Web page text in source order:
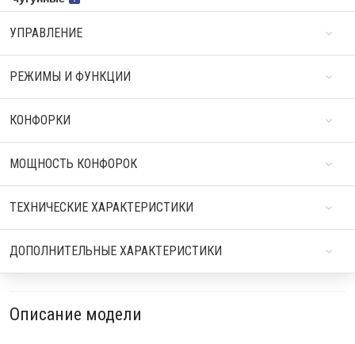
УПРАВЛЕНИЕ
РЕЖИМЫ И ФУНКЦИИ
КОНФОРКИ
МОЩНОСТЬ КОНФОРОК
ТЕХНИЧЕСКИЕ ХАРАКТЕРИСТИКИ
ДОПОЛНИТЕЛЬНЫЕ ХАРАКТЕРИСТИКИ
Описание модели